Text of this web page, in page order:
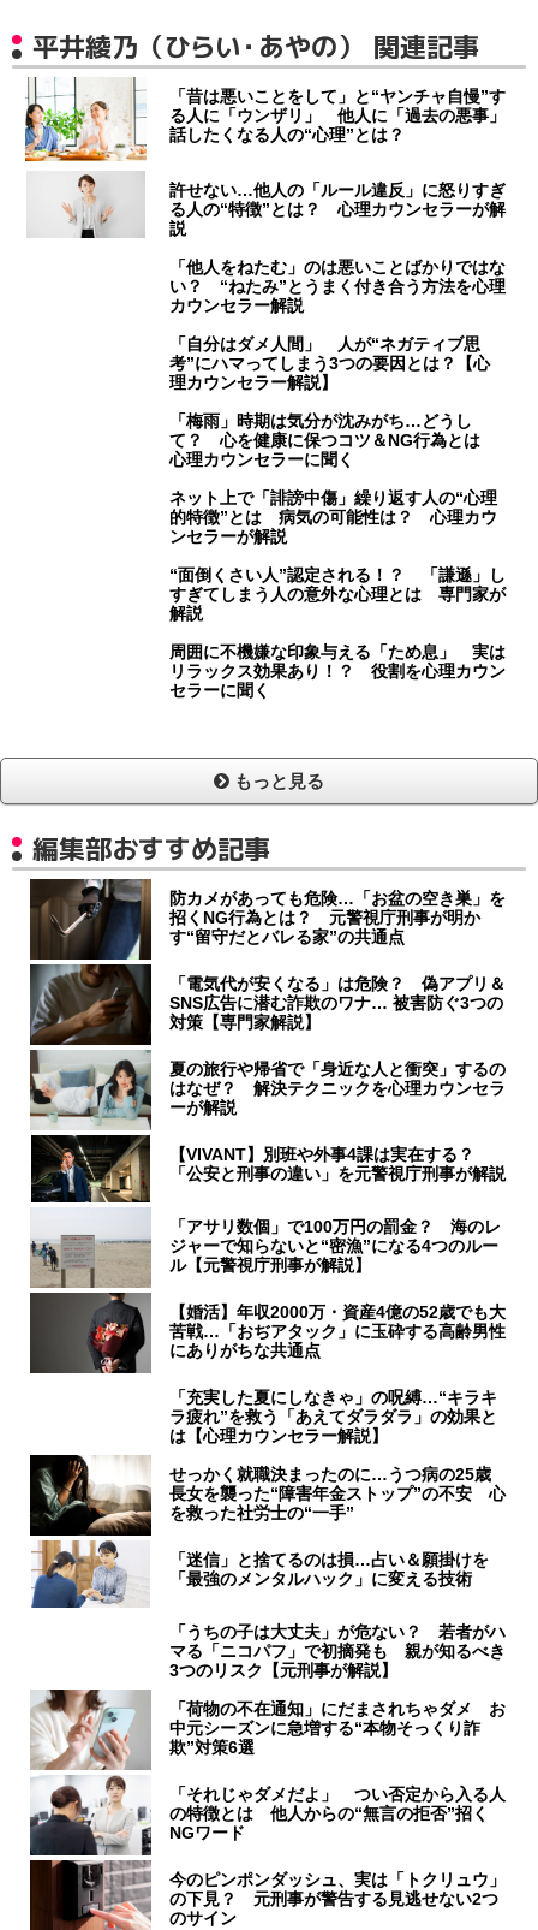
平井綾乃（ひらい・あやの） 関連記事
「昔は悪いことをして」と“ヤンチャ自慢”す
る人に「ウンザリ」 他人に「過去の悪事」
話したくなる人の“心理”とは？
許せない…他人の「ルール違反」に怒りすぎ
る人の“特徴”とは？ 心理カウンセラーが解
説
「他人をねたむ」のは悪いことばかりではな
い？ “ねたみ”とうまく付き合う方法を心理
カウンセラー解説
「自分はダメ人間」 人が“ネガティブ思
考”にハマってしまう3つの要因とは？【心
理カウンセラー解説】
「梅雨」時期は気分が沈みがち…どうし
て？ 心を健康に保つコツ＆NG行為とは
心理カウンセラーに聞く
ネット上で「誹謗中傷」繰り返す人の“心理
的特徴”とは 病気の可能性は？ 心理カウ
ンセラーが解説
“面倒くさい人”認定される！？ 「謙遜」し
すぎてしまう人の意外な心理とは 専門家が
解説
周囲に不機嫌な印象与える「ため息」 実は
リラックス効果あり！？ 役割を心理カウン
セラーに聞く
もっと見る
編集部おすすめ記事
防カメがあっても危険…「お盆の空き巣」を
招くNG行為とは？ 元警視庁刑事が明か
す“留守だとバレる家”の共通点
「電気代が安くなる」は危険？ 偽アプリ＆
SNS広告に潜む詐欺のワナ… 被害防ぐ3つの
対策【専門家解説】
夏の旅行や帰省で「身近な人と衝突」するの
はなぜ？ 解決テクニックを心理カウンセラ
ーが解説
【VIVANT】別班や外事4課は実在する？
「公安と刑事の違い」を元警視庁刑事が解説
「アサリ数個」で100万円の罰金？ 海のレ
ジャーで知らないと“密漁”になる4つのルー
ル【元警視庁刑事が解説】
【婚活】年収2000万・資産4億の52歳でも大
苦戦…「おぢアタック」に玉砕する高齢男性
にありがちな共通点
「充実した夏にしなきゃ」の呪縛…“キラキ
ラ疲れ”を救う「あえてダラダラ」の効果と
は【心理カウンセラー解説】
せっかく就職決まったのに…うつ病の25歳
長女を襲った“障害年金ストップ”の不安 心
を救った社労士の“一手”
「迷信」と捨てるのは損…占い＆願掛けを
「最強のメンタルハック」に変える技術
「うちの子は大丈夫」が危ない？ 若者がハ
マる「ニコパフ」で初摘発も 親が知るべき
3つのリスク【元刑事が解説】
「荷物の不在通知」にだまされちゃダメ お
中元シーズンに急増する“本物そっくり詐
欺”対策6選
「それじゃダメだよ」 つい否定から入る人
の特徴とは 他人からの“無言の拒否”招く
NGワード
今のピンポンダッシュ、実は「トクリュウ」
の下見？ 元刑事が警告する見逃せない2つ
のサイン